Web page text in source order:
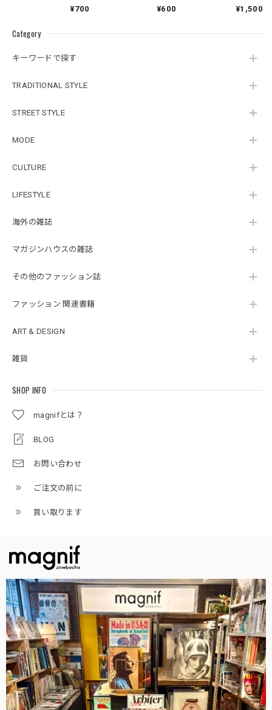
Category
キーワードで探す
TRADITIONAL STYLE
STREET STYLE
MODE
CULTURE
LIFESTYLE
海外の雑誌
マガジンハウスの雑誌
その他のファッション誌
ファッション 関連書籍
ART & DESIGN
雑貨
SHOP INFO
magnifとは？
BLOG
お問い合わせ
ご注文の前に
買い取ります
¥700 ¥600 ¥1,500